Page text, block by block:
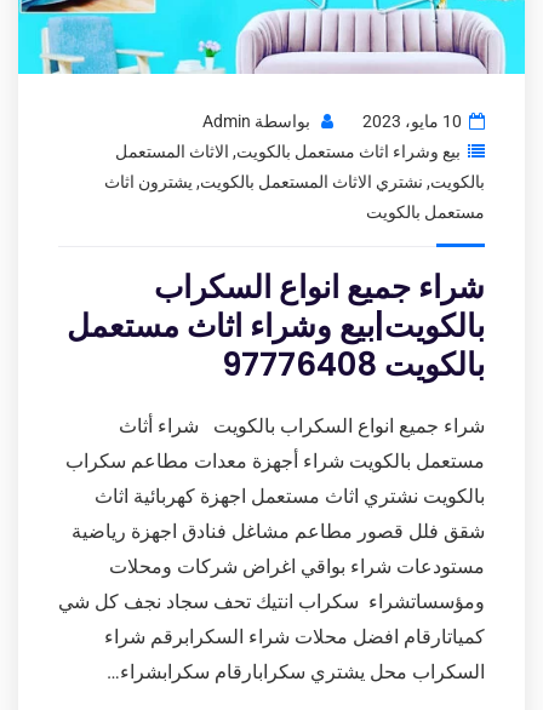
10 مايو، 2023 بواسطة Admin
بيع وشراء اثاث مستعمل بالكويت, الاثاث المستعمل
بالكويت, نشتري الاثاث المستعمل بالكويت, يشترون اثاث
مستعمل بالكويت
شراء جميع انواع السكراب
بالكويت|بيع وشراء اثاث مستعمل
بالكويت 97776408
شراء جميع انواع السكراب بالكويت شراء أثاث
مستعمل بالكويت شراء أجهزة معدات مطاعم سكراب
بالكويت نشتري اثاث مستعمل اجهزة كهربائية اثاث
شقق فلل قصور مطاعم مشاغل فنادق اجهزة رياضية
مستودعات شراء بواقي اغراض شركات ومحلات
ومؤسساتشراء سكراب انتيك تحف سجاد نجف كل شي
كمياتارقام افضل محلات شراء السكرابرقم شراء
السكراب محل يشتري سكرابارقام سكرابشراء…